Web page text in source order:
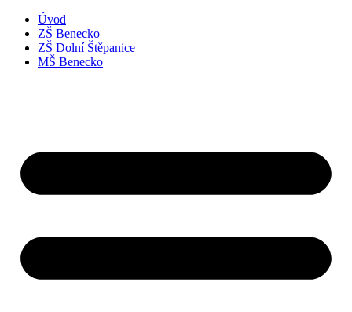
Úvod
ZŠ Benecko
ZŠ Dolní Štěpanice
MŠ Benecko